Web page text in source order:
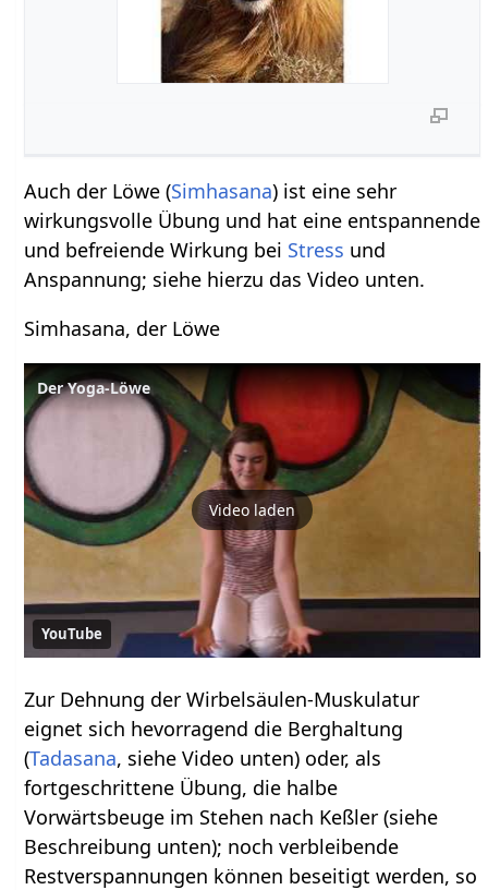
Auch der Löwe (Simhasana) ist eine sehr
wirkungsvolle Übung und hat eine entspannende
und befreiende Wirkung bei Stress und
Anspannung; siehe hierzu das Video unten.
Simhasana, der Löwe
Der Yoga-Löwe
Video laden
YouTube
Zur Dehnung der Wirbelsäulen-Muskulatur
eignet sich hevorragend die Berghaltung
(Tadasana, siehe Video unten) oder, als
fortgeschrittene Übung, die halbe
Vorwärtsbeuge im Stehen nach Keßler (siehe
Beschreibung unten); noch verbleibende
Restverspannungen können beseitigt werden, so